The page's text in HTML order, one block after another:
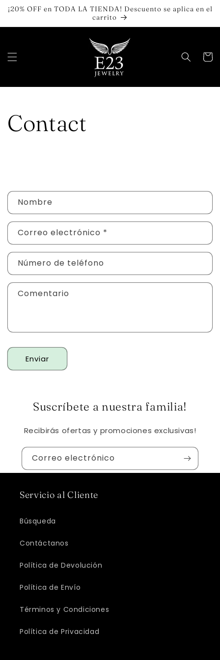
directamente
¡20% OFF en TODA LA TIENDA! Descuento se aplica en el
carrito
Carrito
Contact
F
o
r
m
u
l
a
o
e
c
Nombre
Correo electrónico *
Número de teléfono
Comentario
Enviar
Suscríbete a nuestra familia!
Recibirás ofertas y promociones exclusivas!
Correo electrónico
Servicio al Cliente
Búsqueda
Contáctanos
Política de Devolución
Política de Envío
Términos y Condiciones
Política de Privacidad